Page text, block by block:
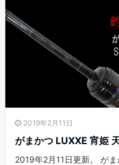
2019年2月11日
がまかつ LUXXE 宵姫
2019年2月11日更新。 が